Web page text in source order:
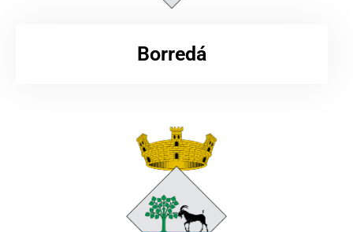
Borredá